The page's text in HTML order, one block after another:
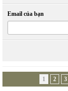
Email của bạn
1 2 3